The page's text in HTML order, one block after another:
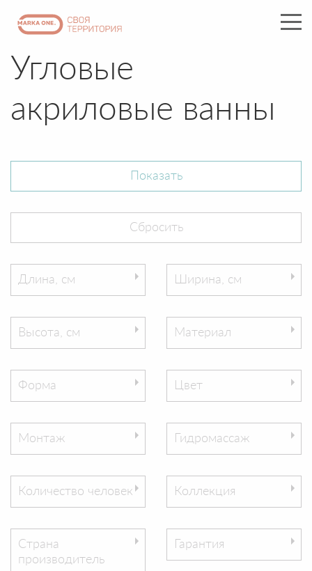
Угловые
акриловые ванны
Длина, см Ширина, см
Высота, см Материал
Форма Цвет
Монтаж Гидромассаж
Количество человек Коллекция
Страна
производитель
Гарантия